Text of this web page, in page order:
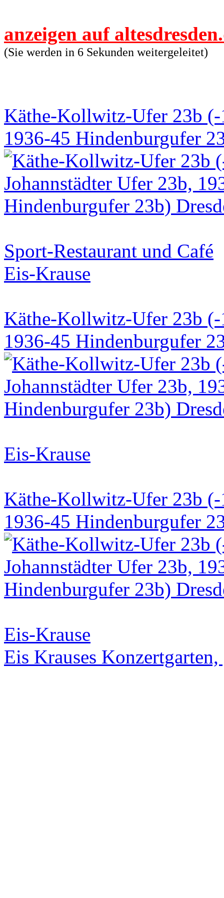
anzeigen auf
(Sie werden in 6 Sekunden weitergeleitet)
Käthe-Kollwitz-Ufer 23b (-
1936-45 Hindenburgufer
Sport-Restaurant und Café
Eis-Krause
Käthe-Kollwitz-Ufer 23b (-
1936-45 Hindenburgufer
Eis-Krause
Käthe-Kollwitz-Ufer 23b (-
1936-45 Hindenburgufer
Eis-Krause
Eis Krauses